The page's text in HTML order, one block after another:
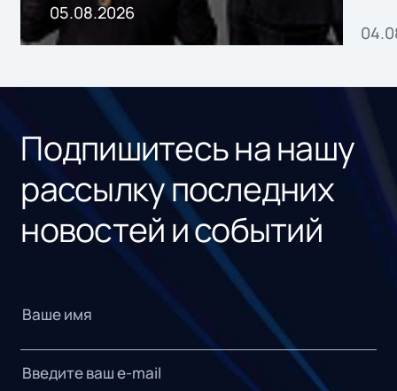
05.08.2026
Подпишитесь на нашу
рассылку последних
новостей и событий